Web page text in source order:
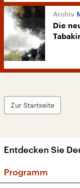
Die
Zur Startseite
Entdecken Sie
Programm